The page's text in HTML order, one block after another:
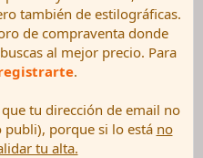
también de estilográficas.
de compraventa donde
al mejor precio. Para
.
tu dirección de email no
publi), porque si lo está no
tu alta.